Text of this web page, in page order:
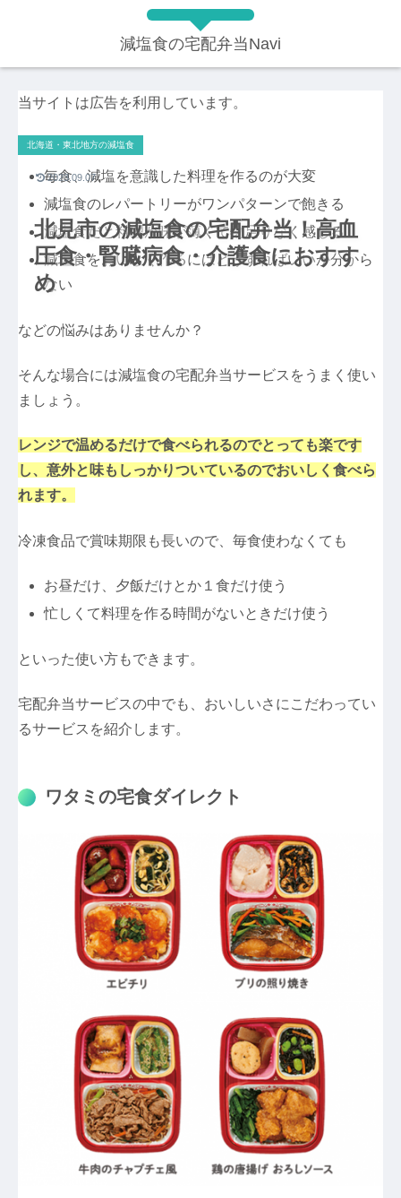
減塩食の宅配弁当Navi
当サイトは広告を利用しています。
北見市の減塩食の宅配弁当！高血
圧食・腎臓病食・介護食におすす
め
北海道・東北地方の減塩食
2023.09.07
毎食、減塩を意識した料理を作るのが大変
減塩食のレパートリーがワンパターンで飽きる
減塩食だと料理が味が薄くて物足りなく感じる
減塩食をおいしく作るにはどうすればいいか分から
ない
などの悩みはありませんか？
そんな場合には減塩食の宅配弁当サービスをうまく使い
ましょう。
レンジで温めるだけで食べられるのでとっても楽です
し、意外と味もしっかりついているのでおいしく食べら
れます。
冷凍食品で賞味期限も長いので、毎食使わなくても
お昼だけ、夕飯だけとか１食だけ使う
忙しくて料理を作る時間がないときだけ使う
といった使い方もできます。
宅配弁当サービスの中でも、おいしいさにこだわってい
るサービスを紹介します。
ワタミの宅食ダイレクト